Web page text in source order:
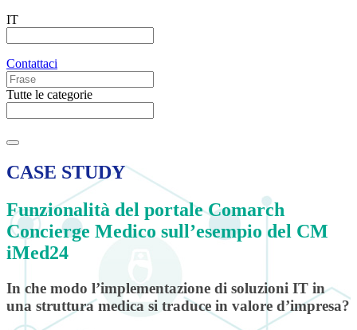
IT
Contattaci
Tutte le categorie
CASE STUDY
Funzionalità del portale Comarch
Concierge Medico sull’esempio del CM
iMed24
In che modo l’implementazione di soluzioni IT in
una struttura medica si traduce in valore d’impresa?